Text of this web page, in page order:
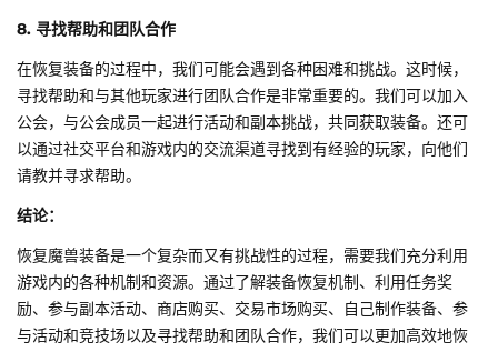
8. 寻找帮助和团队合作
在恢复装备的过程中，我们可能会遇到各种困难和挑战。这时候，
寻找帮助和与其他玩家进行团队合作是非常重要的。我们可以加入
公会，与公会成员一起进行活动和副本挑战，共同获取装备。还可
以通过社交平台和游戏内的交流渠道寻找到有经验的玩家，向他们
请教并寻求帮助。
结论：
恢复魔兽装备是一个复杂而又有挑战性的过程，需要我们充分利用
游戏内的各种机制和资源。通过了解装备恢复机制、利用任务奖
励、参与副本活动、商店购买、交易市场购买、自己制作装备、参
与活动和竞技场以及寻找帮助和团队合作，我们可以更加高效地恢